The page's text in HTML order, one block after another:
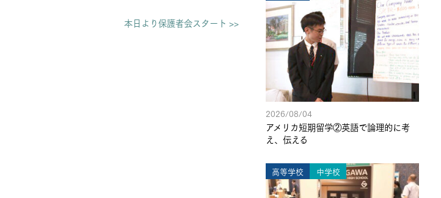
本日より保護者会スタート >>
2026/08/04
アメリカ短期留学②英語で論理的に考
え、伝える
高等学校 中学校